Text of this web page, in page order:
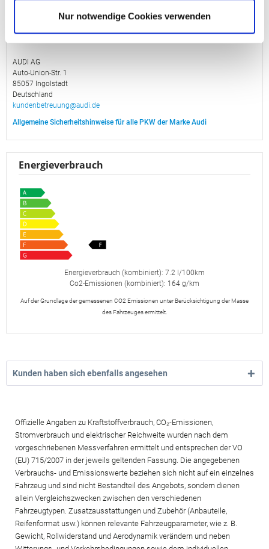
Nur notwendige Cookies verwenden
Herstellerinformation
AUDI AG
Auto-Union-Str. 1
85057 Ingolstadt
Deutschland
kundenbetreuung@audi.de
Allgemeine Sicherheitshinweise für alle PKW der Marke Audi
Energieverbrauch
Energieverbrauch (kombiniert): 7.2 l/100km
Co2-Emissionen (kombiniert): 164 g/km
Auf der Grundlage der gemessenen CO2 Emissionen unter Berücksichtigung der Masse
des Fahrzeuges ermittelt.
Kunden haben sich ebenfalls angesehen
Offizielle Angaben zu Kraftstoffverbrauch, CO₂-Emissionen,
Stromverbrauch und elektrischer Reichweite wurden nach dem
vorgeschriebenen Messverfahren ermittelt und entsprechen der VO
(EU) 715/2007 in der jeweils geltenden Fassung. Die angegebenen
Verbrauchs- und Emissionswerte beziehen sich nicht auf ein einzelnes
Fahrzeug und sind nicht Bestandteil des Angebots, sondern dienen
allein Vergleichszwecken zwischen den verschiedenen
Fahrzeugtypen. Zusatzausstattungen und Zubehör (Anbauteile,
Reifenformat usw.) können relevante Fahrzeugparameter, wie z. B.
Gewicht, Rollwiderstand und Aerodynamik verändern und neben